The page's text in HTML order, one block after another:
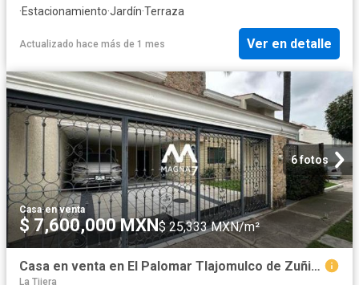
·Estacionamiento·Jardín·Terraza
Actualizado hace más de 1 mes Ver en detalle
6 fotos
Casa·en venta
$ 7,600,000 MXN$ 25,333 MXN/m²
Casa en venta en El Palomar Tlajomulco de Zuñiga
La Tijera